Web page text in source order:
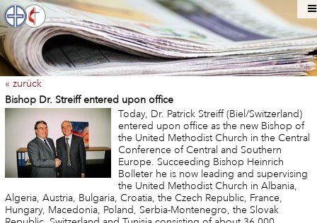
« zurück
Bishop Dr. Streiff entered upon office
Today, Dr. Patrick Streiff (Biel/Switzerland)
entered upon office as the new Bishop of
the United Methodist Church in the Central
Conference of Central and Southern
Europe. Succeeding Bishop Heinrich
Bolleter he is now leading and supervising
the United Methodist Church in Albania,
Algeria, Austria, Bulgaria, Croatia, the Czech Republic, France,
Hungary, Macedonia, Poland, Serbia-Montenegro, the Slovak